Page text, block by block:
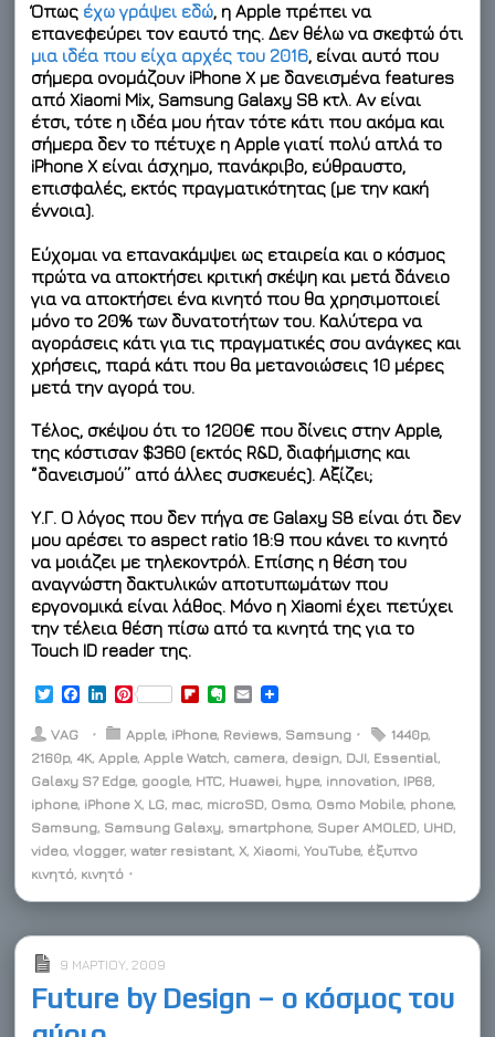
Όπως έχω γράψει εδώ, η Apple πρέπει να
επανεφεύρει τον εαυτό της. Δεν θέλω να σκεφτώ ότι
μια ιδέα που είχα αρχές του 2016, είναι αυτό που
σήμερα ονομάζουν iPhone X με δανεισμένα features
από Xiaomi Mix, Samsung Galaxy S8 κτλ. Αν είναι
έτσι, τότε η ιδέα μου ήταν τότε κάτι που ακόμα και
σήμερα δεν το πέτυχε η Apple γιατί πολύ απλά το
iPhone X είναι άσχημο, πανάκριβο, εύθραυστο,
επισφαλές, εκτός πραγματικότητας (με την κακή
έννοια).
Εύχομαι να επανακάμψει ως εταιρεία και ο κόσμος
πρώτα να αποκτήσει κριτική σκέψη και μετά δάνειο
για να αποκτήσει ένα κινητό που θα χρησιμοποιεί
μόνο το 20% των δυνατοτήτων του. Καλύτερα να
αγοράσεις κάτι για τις πραγματικές σου ανάγκες και
χρήσεις, παρά κάτι που θα μετανοιώσεις 10 μέρες
μετά την αγορά του.
Τέλος, σκέψου ότι το 1200€ που δίνεις στην Apple,
της κόστισαν $360 (εκτός R&D, διαφήμισης και
“δανεισμού” από άλλες συσκευές). Αξίζει;
Υ.Γ. Ο λόγος που δεν πήγα σε Galaxy S8 είναι ότι δεν
μου αρέσει το aspect ratio 18:9 που κάνει το κινητό
να μοιάζει με τηλεκοντρόλ. Επίσης η θέση του
αναγνώστη δακτυλικών αποτυπωμάτων που
εργονομικά είναι λάθος. Μόνο η Xiaomi έχει πετύχει
την τέλεια θέση πίσω από τα κινητά της για το
Touch ID reader της.
i
t
e
r
b
o
o
n
e
d
I
n
P
n
t
e
r
e
t
i
b
o
a
d
e
n
o
t
E
a
l
VAG ⋅ Apple, iPhone, Reviews, Samsung ⋅ 1440p,
2160p, 4K,Apple,Apple Watch, camera, design, DJI, Essential,
Galaxy S7 Edge, google, HTC, Huawei, hype, innovation, IP68,
iphone, iPhone X, LG, mac, microSD, Osmo, Osmo Mobile, phone,
Samsung, Samsung Galaxy, smartphone, Super AMOLED, UHD,
video,vlogger,water resistant,X,Xiaomi,YouTube, έξυπνο
κινητό, κινητό ⋅
9 ΜΑΡΤΊΟΥ, 2009
Future by Design – ο κόσμος του